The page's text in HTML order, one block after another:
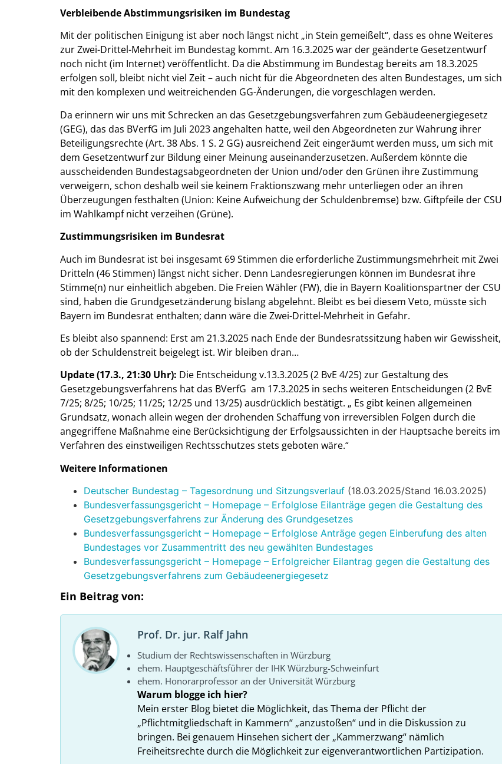
Verbleibende Abstimmungsrisiken im Bundestag
Mit der politischen Einigung ist aber noch längst nicht „in Stein gemeißelt“, dass es ohne Weiteres
zur Zwei-Drittel-Mehrheit im Bundestag kommt. Am 16.3.2025 war der geänderte Gesetzentwurf
noch nicht (im Internet) veröffentlicht. Da die Abstimmung im Bundestag bereits am 18.3.2025
erfolgen soll, bleibt nicht viel Zeit – auch nicht für die Abgeordneten des alten Bundestages, um sich
mit den komplexen und weitreichenden GG-Änderungen, die vorgeschlagen werden.
Da erinnern wir uns mit Schrecken an das Gesetzgebungsverfahren zum Gebäudeenergiegesetz
(GEG), das das BVerfG im Juli 2023 angehalten hatte, weil den Abgeordneten zur Wahrung ihrer
Beteiligungsrechte (Art. 38 Abs. 1 S. 2 GG) ausreichend Zeit eingeräumt werden muss, um sich mit
dem Gesetzentwurf zur Bildung einer Meinung auseinanderzusetzen. Außerdem könnte die
ausscheidenden Bundestagsabgeordneten der Union und/oder den Grünen ihre Zustimmung
verweigern, schon deshalb weil sie keinem Fraktionszwang mehr unterliegen oder an ihren
Überzeugungen festhalten (Union: Keine Aufweichung der Schuldenbremse) bzw. Giftpfeile der CSU
im Wahlkampf nicht verzeihen (Grüne).
Zustimmungsrisiken im Bundesrat
Auch im Bundesrat ist bei insgesamt 69 Stimmen die erforderliche Zustimmungsmehrheit mit Zwei
Dritteln (46 Stimmen) längst nicht sicher. Denn Landesregierungen können im Bundesrat ihre
Stimme(n) nur einheitlich abgeben. Die Freien Wähler (FW), die in Bayern Koalitionspartner der CSU
sind, haben die Grundgesetzänderung bislang abgelehnt. Bleibt es bei diesem Veto, müsste sich
Bayern im Bundesrat enthalten; dann wäre die Zwei-Drittel-Mehrheit in Gefahr.
Es bleibt also spannend: Erst am 21.3.2025 nach Ende der Bundesratssitzung haben wir Gewissheit,
ob der Schuldenstreit beigelegt ist. Wir bleiben dran…
Update (17.3., 21:30 Uhr): Die Entscheidung v.13.3.2025 (2 BvE 4/25) zur Gestaltung des
Gesetzgebungsverfahrens hat das BVerfG am 17.3.2025 in sechs weiteren Entscheidungen (2 BvE
7/25; 8/25; 10/25; 11/25; 12/25 und 13/25) ausdrücklich bestätigt. „ Es gibt keinen allgemeinen
Grundsatz, wonach allein wegen der drohenden Schaffung von irreversiblen Folgen durch die
angegriffene Maßnahme eine Berücksichtigung der Erfolgsaussichten in der Hauptsache bereits im
Verfahren des einstweiligen Rechtsschutzes stets geboten wäre.“
Weitere Informationen
Deutscher Bundestag – Tagesordnung und Sitzungsverlauf (18.03.2025/Stand 16.03.2025)
Bundesverfassungsgericht – Homepage – Erfolglose Eilanträge gegen die Gestaltung des
Gesetzgebungsverfahrens zur Änderung des Grundgesetzes
Bundesverfassungsgericht – Homepage – Erfolglose Anträge gegen Einberufung des alten
Bundestages vor Zusammentritt des neu gewählten Bundestages
Bundesverfassungsgericht – Homepage – Erfolgreicher Eilantrag gegen die Gestaltung des
Gesetzgebungsverfahrens zum Gebäudeenergiegesetz
Ein Beitrag von:
Prof. Dr. jur. Ralf Jahn
Studium der Rechtswissenschaften in Würzburg
ehem. Hauptgeschäftsführer der IHK Würzburg-Schweinfurt
ehem. Honorarprofessor an der Universität Würzburg
Warum blogge ich hier?
Mein erster Blog bietet die Möglichkeit, das Thema der Pflicht der
„Pflichtmitgliedschaft in Kammern“ „anzustoßen“ und in die Diskussion zu
bringen. Bei genauem Hinsehen sichert der „Kammerzwang“ nämlich
Freiheitsrechte durch die Möglichkeit zur eigenverantwortlichen Partizipation.